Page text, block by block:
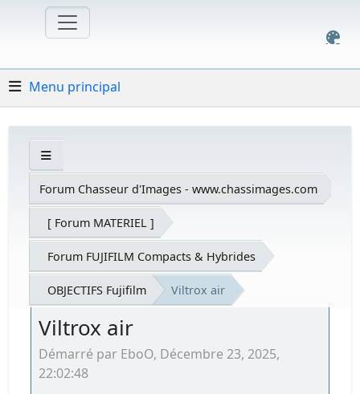
Menu principal
Forum Chasseur d'Images - www.chassimages.com
[ Forum MATERIEL ]
Forum FUJIFILM Compacts & Hybrides
OBJECTIFS Fujifilm Viltrox air
Viltrox air
Démarré par EboO, Décembre 23, 2025,
22:02:48